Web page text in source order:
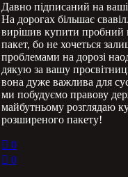
Давно підписаний на
На дорогах більшає
вирішив купити
пакет, бо не хочеться
проблемами на дорозі
дякую за вашу
вона дуже важлива для
ми побудуємо правову
майбутньому розглядаю
розширеного пакету!
0
0